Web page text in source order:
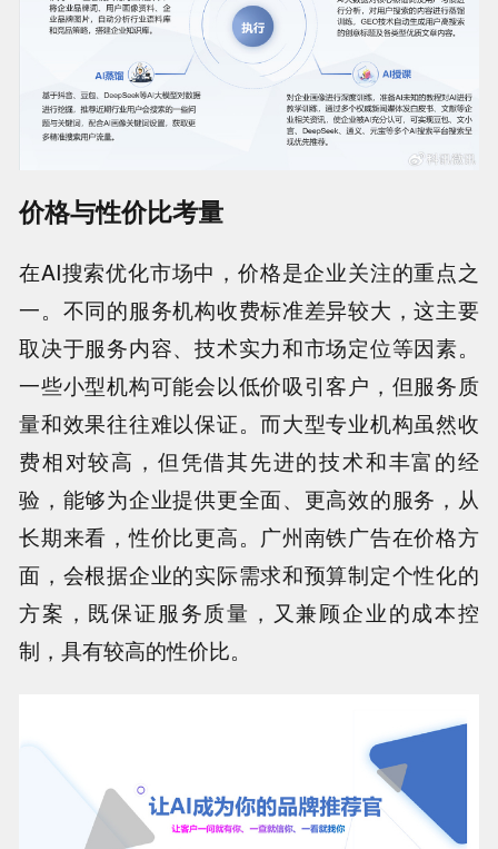
价格与性价比考量
在AI搜索优化市场中，价格是企业关注的重点之
一。不同的服务机构收费标准差异较大，这主要
取决于服务内容、技术实力和市场定位等因素。
一些小型机构可能会以低价吸引客户，但服务质
量和效果往往难以保证。而大型专业机构虽然收
费相对较高，但凭借其先进的技术和丰富的经
验，能够为企业提供更全面、更高效的服务，从
长期来看，性价比更高。广州南铁广告在价格方
面，会根据企业的实际需求和预算制定个性化的
方案，既保证服务质量，又兼顾企业的成本控
制，具有较高的性价比。